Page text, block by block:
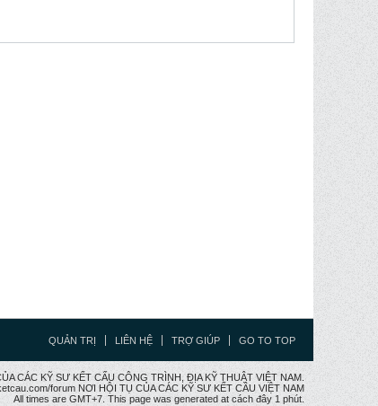
QUẢN TRỊ LIÊN HỆ TRỢ GIÚP GO TO TOP
CÁC KỸ SƯ KẾT CẤU CÔNG TRÌNH, ĐỊA KỸ THUẬT VIỆT NAM.
forum NƠI HỘI TỤ CỦA CÁC KỸ SƯ KẾT CÂU VIỆT NAM
All times are GMT+7. This page was generated at cách đây 1 phút.